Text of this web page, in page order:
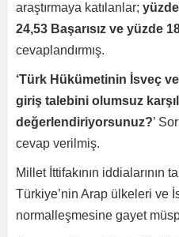
araştırmaya katılanlar; yüzde
24,53 Başarısız ve yüzde
cevaplandırmış.
‘Türk Hükümetinin İsveç
giriş talebini olumsuz
değerlendiriyorsunuz?’
cevap verilmiş.
Millet İttifakının iddialarının
Türkiye’nin Arap ülkeleri ve
normalleşmesine gayet